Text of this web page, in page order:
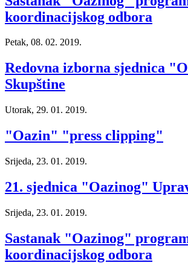
koordinacijskog odbora
Petak, 08. 02. 2019.
Redovna izborna sjednica
Skupštine
Utorak, 29. 01. 2019.
"Oazin" "press clipping"
Srijeda, 23. 01. 2019.
21. sjednica "Oazinog"
Srijeda, 23. 01. 2019.
Sastanak "Oazinog"
koordinacijskog odbora